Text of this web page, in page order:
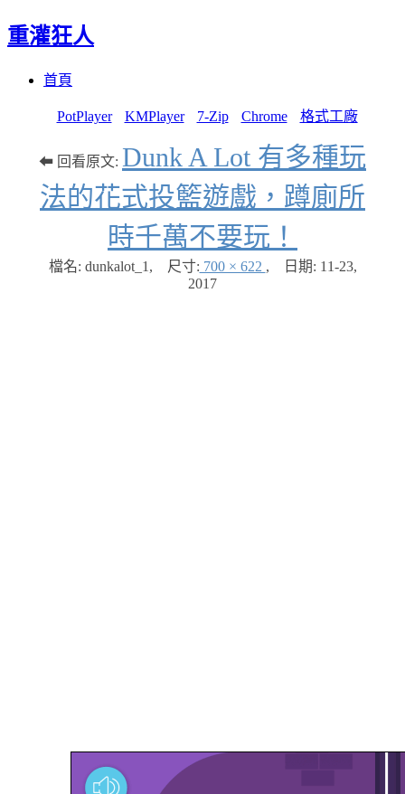
重灌狂人
首頁
PotPlayer KMPlayer 7-Zip Chrome 格式工廠
⬅ 回看原文: Dunk A Lot 有多種玩
法的花式投籃遊戲，蹲廁所
時千萬不要玩！
檔名: dunkalot_1 , 尺寸: 700 × 622 , 日期: 11-23,
2017